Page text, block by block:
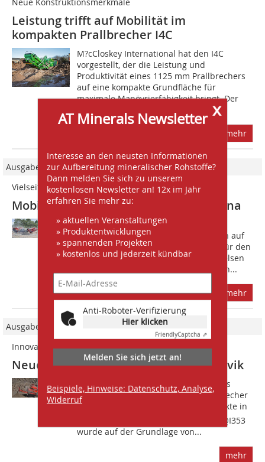
x
AT Minerals Newsletter
Interesse an den neusten Informationen
zur Aufbereitung mineralischer Rohstoffe?
Dann melden Sie sich zu unserem
kostenlosen Newsletter an! 12x im Jahr
erfahren Sie mehr zu:
» aktuellen Veranstaltungen
» Produktentwicklungen
» spannenden Projekten
» kostenlos und jederzeit kündbar
Anti-Roboter-Verifizierung
Hier klicken
FriendlyCaptcha ⇗
Melden Sie sich jetzt an!
Beispiele, Hinweise: Datenschutz, Analyse,
Widerruf
Neue Konstruktionsmerkmale
Leistung trifft auf Mobilität im
kompakten Prallbrecher I4C
M?cCloskey International hat den I4C
vorgestellt, der die Leistung und
Produktivität eines 1125 mm Prallbrechers
auf eine kompakte Grundfläche für
maximale Manövrier­fähigkeit bringt. Der
mehr
Ausgabe 09/2021
Vielseitig und hochproduktiv
Mobile Brech- und Siebanlagen in China
D?ie 2018 gegründete Hunan Yan Run
Construction Engineering Ltd. hat sich auf
die Vorbereitung von Grundstücken für den
Immobilienbau, die Sprengung von Felsen
und die Lieferung von Zuschlagstoffen...
mehr
Ausgabe 01-02/2022
Innovatives Design
Neuer mobiler Prallbrecher von Sandvik
S?andvik Mobile Crushers and Screens
führt den neuen mittelgroßen Prallbrecher
QI353 ein  der erste der neuen Produkte in
der 3. Generation der 3er-Serie. Der QI353
wurde auf der Grundlage von...
mehr